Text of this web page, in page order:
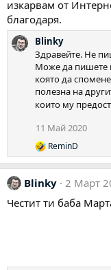
изкарвам от
благодаря.
Blinky
Здравейте. Не
Може да пишете
която да
полезна на
които му
11 Май 2020
Р
е
а
к
и
ReminD
Blinky
2 Март
Честит ти баба